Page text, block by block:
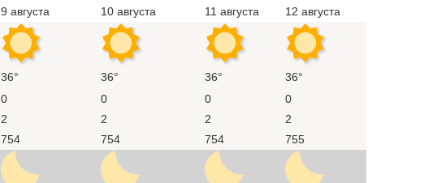
9 августа
10 августа
11 августа
12 августа
36° 36° 36°
36°
0 0 0
0
2 2 2
2
754 754 754 755